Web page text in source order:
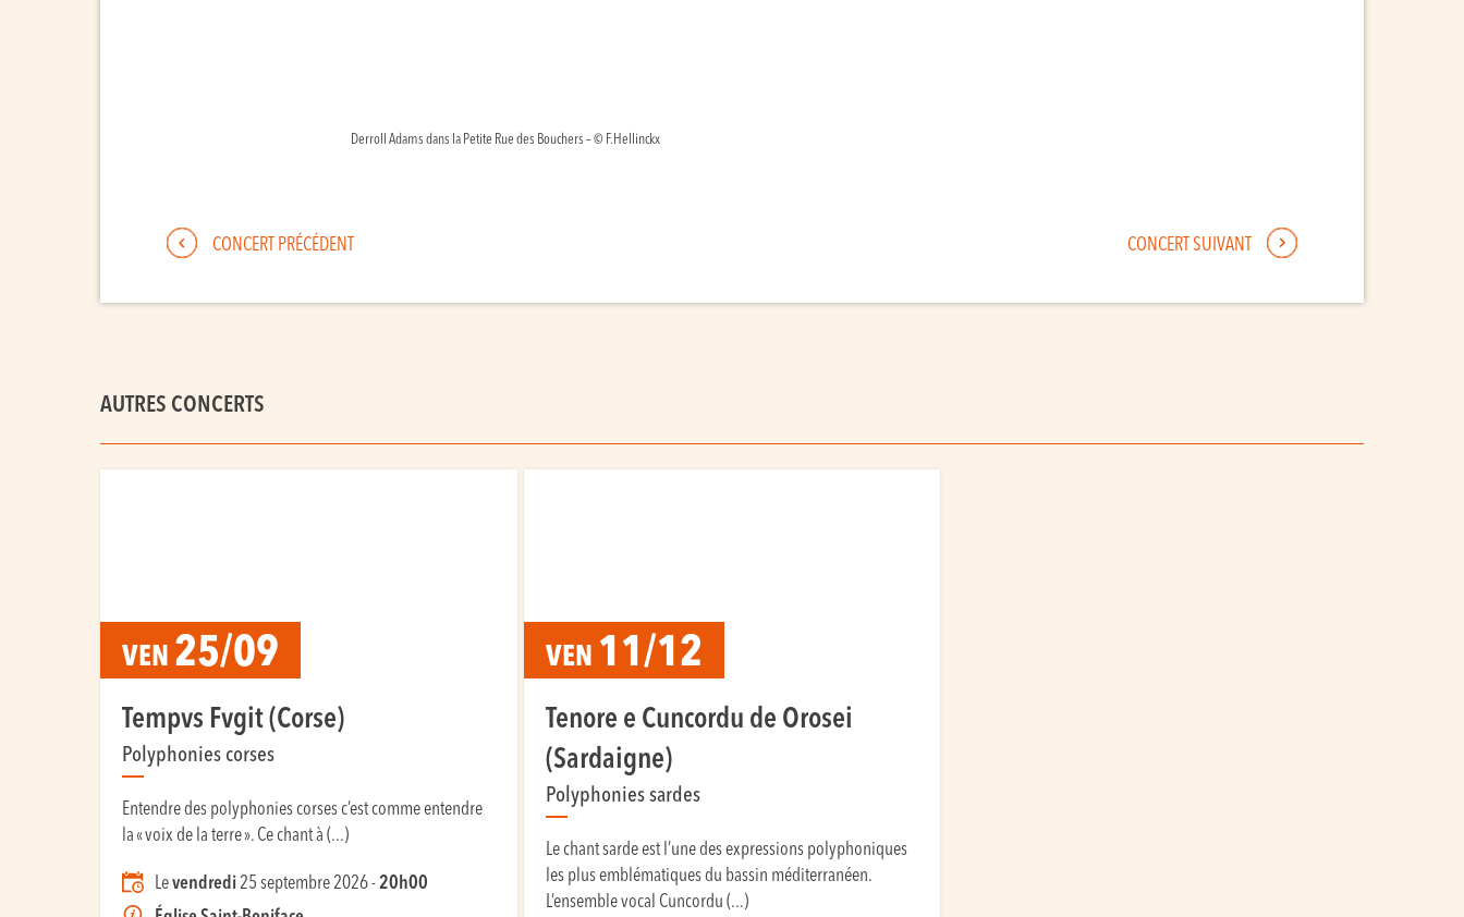
Derroll Adams dans la Petite Rue des Bouchers – © F.Hellinckx
CONCERT PRÉCÉDENT CONCERT SUIVANT
AUTRES CONCERTS
VEN 25/09
Tempvs Fvgit (Corse)
Polyphonies corses
Entendre des polyphonies corses c’est comme entendre
la « voix de la terre ». Ce chant à (...)
Levendredi 25 septembre 2026 -20h00
VEN 11/12
Tenore e Cuncordu de Orosei
(Sardaigne)
Polyphonies sardes
Le chant sarde est l’une des expressions polyphoniques
les plus emblématiques du bassin méditerranéen.
L’ensemble vocal Cuncordu (...)